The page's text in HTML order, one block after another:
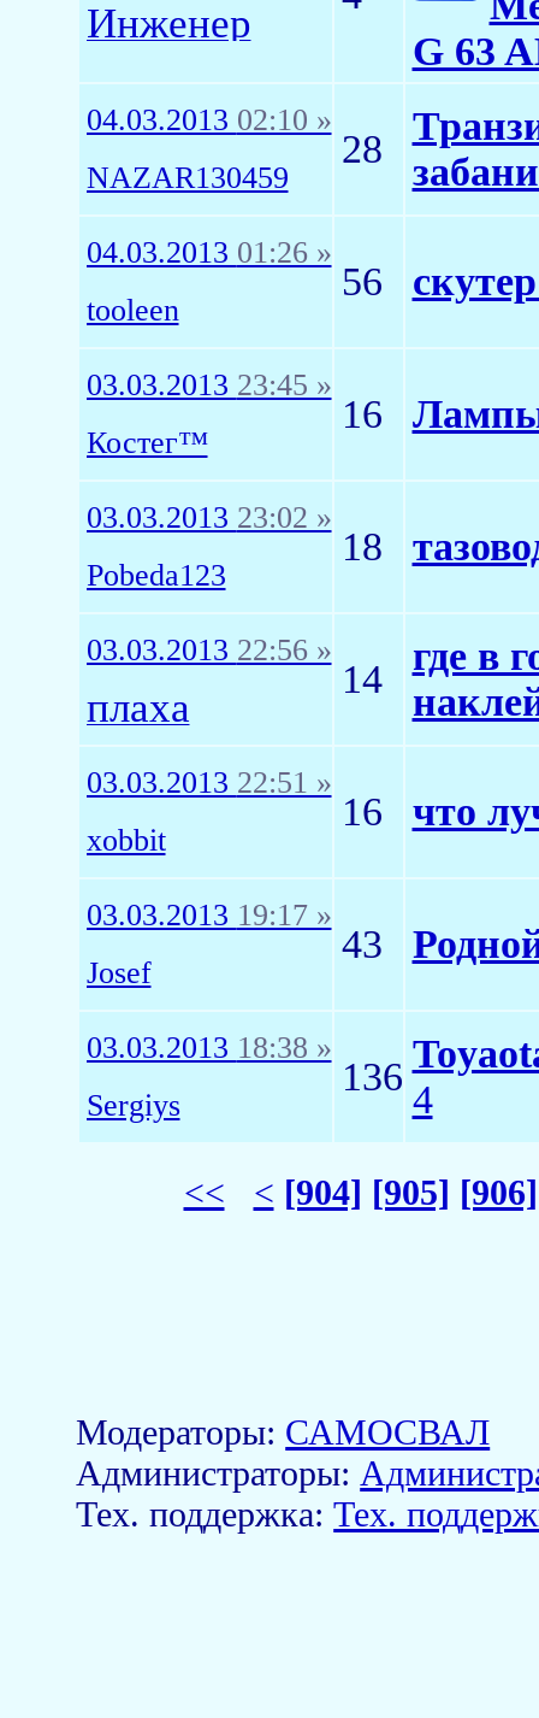
Инженер
G 63
04.03.2013 02:10 »
NAZAR130459
28
04.03.2013 01:26 »
tooleen
56
03.03.2013 23:45 »
Костег™
16
03.03.2013 23:02 »
Pobeda123
18
03.03.2013 22:56 »
плаха
14
где в
03.03.2013 22:51 »
xobbit
16 что
03.03.2013 19:17 »
Josef
43
03.03.2013 18:38 »
Sergiys
136
4
<< < [904] [905] [906]
Модераторы: САМОСВАЛ
Aдминистраторы:
Тех. поддержка:Тех.